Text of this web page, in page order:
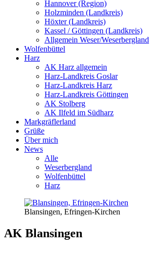
Hannover (Region)
Holzminden (Landkreis)
Höxter (Landkreis)
Kassel / Göttingen (Landkreis)
Allgemein Weser/Weserbergland
Wolfenbüttel
Harz
AK Harz allgemein
Harz-Landkreis Goslar
Harz-Landkreis Harz
Harz-Landkreis Göttingen
AK Stolberg
AK Ilfeld im Südharz
Markgräflerland
Grüße
Über mich
News
Alle
Weserbergland
Wolfenbüttel
Harz
Blansingen, Efringen-Kirchen
AK Blansingen